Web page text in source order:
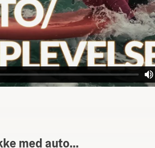
med auto…